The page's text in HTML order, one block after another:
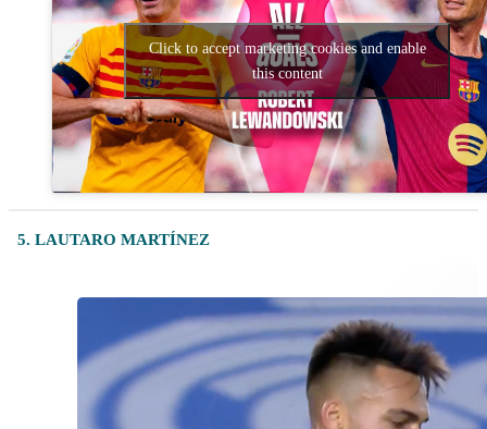
Click to accept marketing cookies and enable
this content
5. LAUTARO MARTÍNEZ